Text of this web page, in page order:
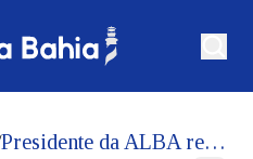
Presidente da ALBA recebe alta após internação em Salvador